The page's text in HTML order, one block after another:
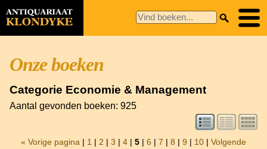
Onze boeken
Categorie Economie & Management
Aantal gevonden boeken: 925
« Vorige pagina | 1 | 2 | 3 | 4 | 5 | 6 | 7 | 8 | 9 | 10 | Volgende